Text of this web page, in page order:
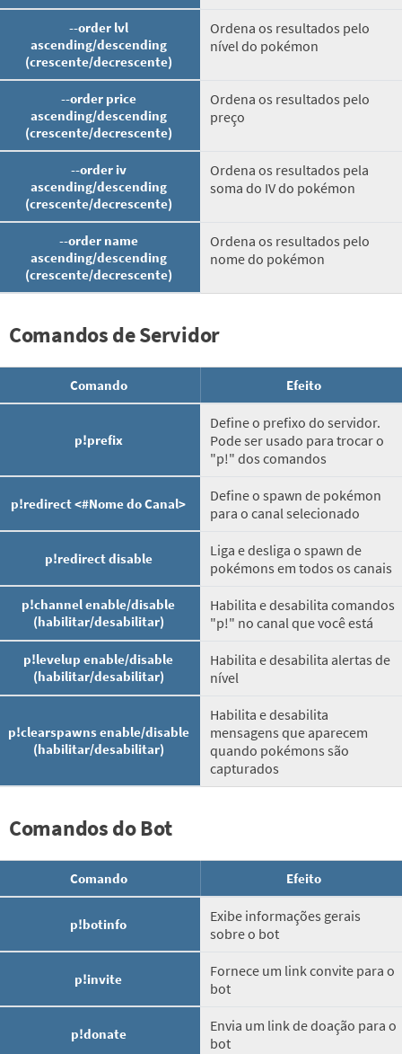
--order lvl
ascending/descending
(crescente/decrescente)
Ordena os resultados pelo
nível do pokémon
--order price
ascending/descending
(crescente/decrescente)
Ordena os resultados pelo
preço
--order iv
ascending/descending
(crescente/decrescente)
Ordena os resultados pela
soma do IV do pokémon
--order name
ascending/descending
(crescente/decrescente)
Ordena os resultados pelo
nome do pokémon
Comandos de Servidor
Comando Efeito
p!prefix
Define o prefixo do servidor.
Pode ser usado para trocar o
"p!" dos comandos
p!redirect <#Nome do Canal>
Define o spawn de pokémon
para o canal selecionado
p!redirect disable
Liga e desliga o spawn de
pokémons em todos os canais
p!channel enable/disable
(habilitar/desabilitar)
Habilita e desabilita comandos
"p!" no canal que você está
p!levelup enable/disable
(habilitar/desabilitar)
Habilita e desabilita alertas de
nível
p!clearspawns enable/disable
(habilitar/desabilitar)
Habilita e desabilita
mensagens que aparecem
quando pokémons são
capturados
Comandos do Bot
Comando Efeito
p!botinfo
Exibe informações gerais
sobre o bot
p!invite
Fornece um link convite para o
bot
p!donate
Envia um link de doação para o
bot